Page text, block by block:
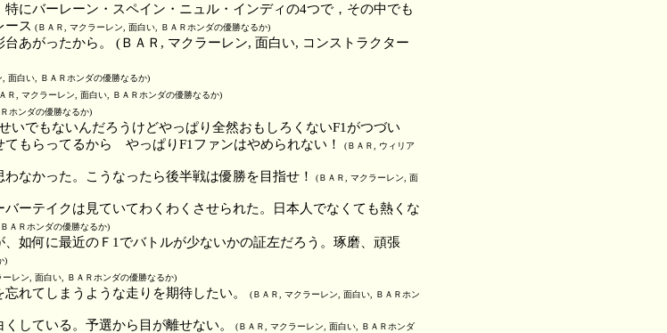
にバーレーン・スペイン・ニュル・インディの4つで，その中でも
ース (ＢＡＲ, マクラーレン, 面白い, ＢＡＲホンダの優勝なるか)
あがったから。 (ＢＡＲ, マクラーレン, 面白い, コンストラクター
面白い, ＢＡＲホンダの優勝なるか)
Ｒ, マクラーレン, 面白い, ＢＡＲホンダの優勝なるか)
ホンダの優勝なるか)
いでもないんだろうけどやっぱり全然おもしろくないF1がつづい
もらってるから やっぱりF1ファンはやめられない！
(ＢＡＲ, ウィリア
なかった。こうなったら後半戦は優勝を目指せ！
(ＢＡＲ, マクラーレン, 面
ーテイクは見ていてわくわくさせられた。日本人でなくても熱くな
ＡＲホンダの優勝なるか)
如何に最近のＦ1でバトルが少ないかの証左だろう。琢磨、頑張
)
ーレン, 面白い, ＢＡＲホンダの優勝なるか)
れてしまうような走りを期待したい。 (ＢＡＲ, マクラーレン, 面白い, ＢＡＲホン
している。予選から目が離せない。
(ＢＡＲ, マクラーレン, 面白い, ＢＡＲホンダ